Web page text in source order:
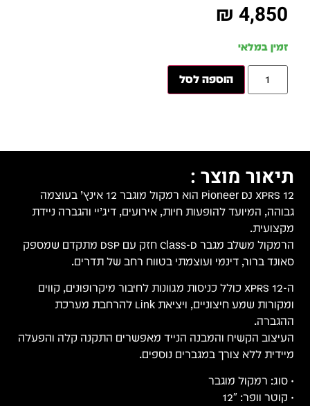
₪ 4,850
זמין במלאי
הוספה לסל
תיאור מוצר :
Pioneer DJ XPRS 12 הוא רמקול מוגבר 12 אינץ’ בעוצמה
גבוהה, המיועד להופעות חיות, אירועים, דיג’יי והגברה ניידת
מקצועית.
הרמקול משלב מגבר Class-D חזק עם DSP מתקדם שמספק
סאונד ברור, דינמי ועוצמתי בטווח רחב של תדרים.
ה-XPRS 12 כולל כניסות מגוונות לחיבור מיקרופונים, קווים
ומקורות שמע חיצוניים, ויציאת Link להרחבת מערכת
ההגברה.
העיצוב הקשיח והמבנה הנייד מאפשרים התקנה קלה והפעלה
מיידית ללא צורך במגברים נוספים.
• סוג: רמקול מוגבר
• קוטר וופר: 12″